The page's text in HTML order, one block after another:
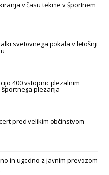
v času tekme v športnem
svetovnega pokala v letošnji
400 vstopnic plezalnim
plezanja
pred velikim občinstvom
in ugodno z javnim prevozom